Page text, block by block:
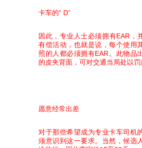
卡车的“ D”
因此，专业人士必须拥有EAR，
有偿活动，也就是说，每个使用
照的人都必须拥有EAR。此物品
的皮夹背面，可对交通当局处以罚
愿意经常出差
对于那些希望成为专业卡车司机
须意识到这一要求。当然，候选